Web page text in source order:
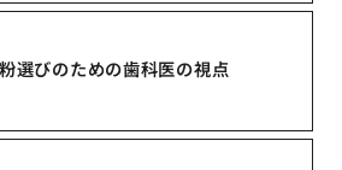
選びのための歯科医の視点